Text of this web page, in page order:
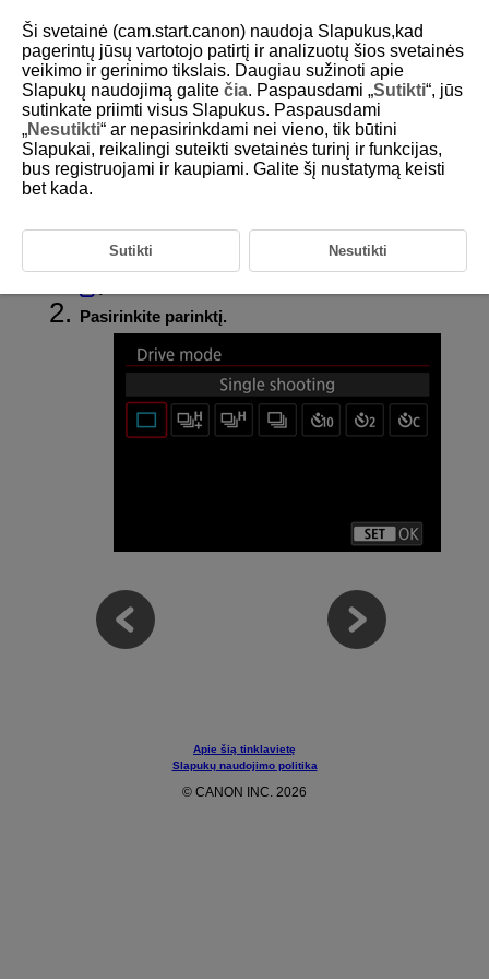
D375-089
Pavaros režimas
Meniu galima pasirinkti pavaros režimo parinktis. Jei reikia išsamios
Drive mode
] (
Pasirinkite parinktį.
Apie šią tinklavietę
Slapukų naudojimo politika
© CANON INC. 2026
Ši svetainė (cam.start.canon) naudoja Slapukus,kad
pagerintų jūsų vartotojo patirtį ir analizuotų šios svetainės
veikimo ir gerinimo tikslais. Daugiau sužinoti apie
Slapukų naudojimą galite čia. Paspausdami „Sutikti“, jūs
sutinkate priimti visus Slapukus. Paspausdami
„Nesutikti“ ar nepasirinkdami nei vieno, tik būtini
Slapukai, reikalingi suteikti svetainės turinį ir funkcijas,
bus registruojami ir kaupiami. Galite šį nustatymą keisti
bet kada.
Sutikti Nesutikti